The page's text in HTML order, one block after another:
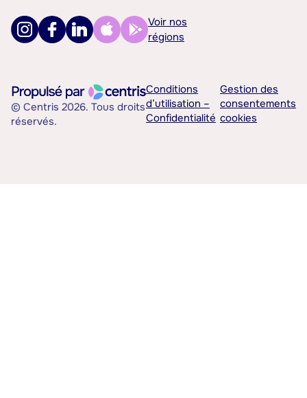
Voir nos
régions
© Centris 2026. Tous droits
réservés.
Conditions
d’utilisation –
Confidentialité
Gestion des
consentements
cookies